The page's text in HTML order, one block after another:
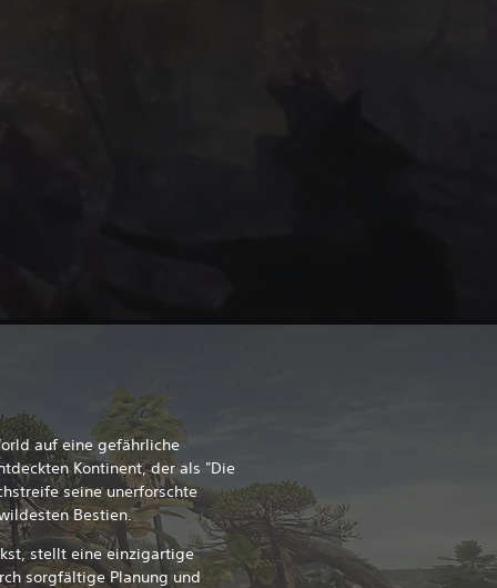
auf eine gefährliche
Kontinent, der als "Die
seine unerforschte
Bestien.
stellt eine einzigartige
sorgfältige Planung und